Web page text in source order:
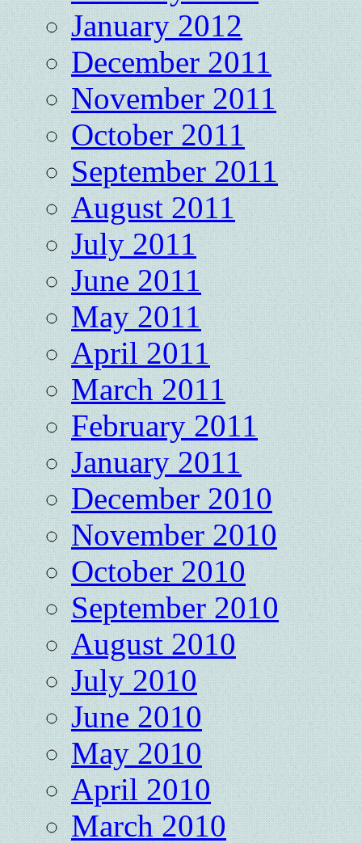
January 2012
December 2011
November 2011
October 2011
September 2011
August 2011
July 2011
June 2011
May 2011
April 2011
March 2011
February 2011
January 2011
December 2010
November 2010
October 2010
September 2010
August 2010
July 2010
June 2010
May 2010
April 2010
March 2010